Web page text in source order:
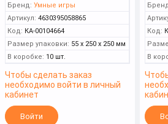
Бренд: Умные игры
Артикул: 4630395058865
Код: КА-00104664
Размер упаковки: 55 x 250 x 250 мм
В коробке: 10 шт.
Чтобы сделать заказ
необходимо войти в личный
кабинет
Войти
Код:
В